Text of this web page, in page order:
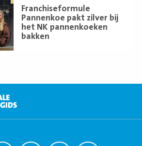
Franchiseformule
Pannenkoe pakt zilver bij
het NK pannenkoeken
bakken